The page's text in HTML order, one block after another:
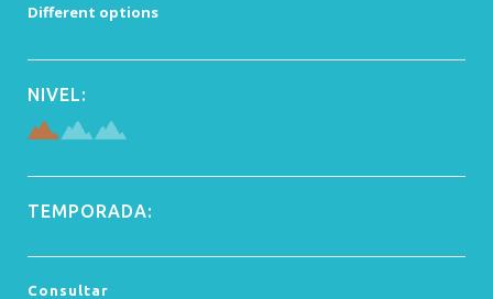
Different options
NIVEL:
TEMPORADA:
Consultar